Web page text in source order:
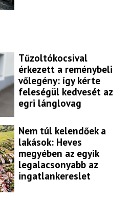
Tűzoltókocsival
érkezett a reménybeli
vőlegény: így kérte
feleségül kedvesét az
egri lánglovag
Nem túl kelendőek a
lakások: Heves
megyében az egyik
legalacsonyabb az
ingatlankereslet